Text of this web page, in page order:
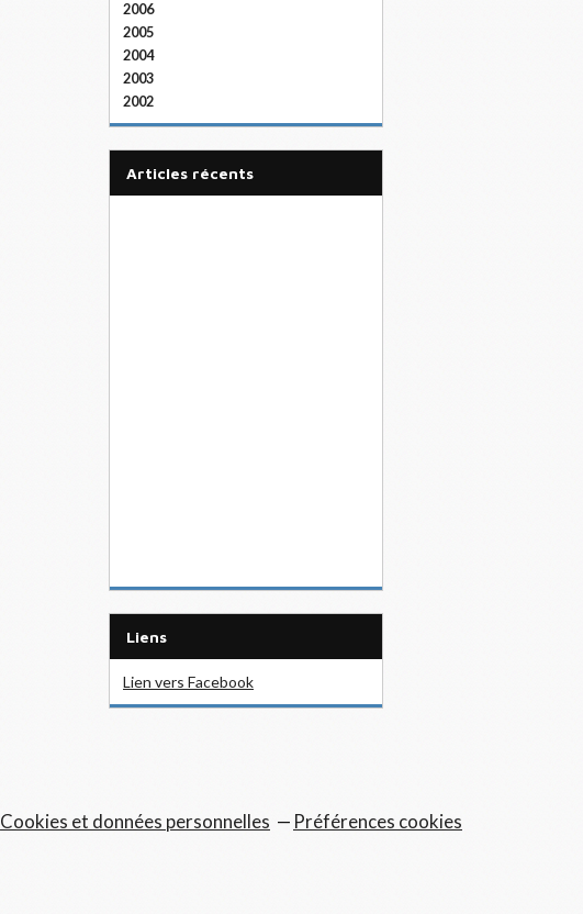
2006
2005
2004
2003
2002
articles récents
Liens
Lien vers Facebook
Cookies et données personnelles Préférences cookies